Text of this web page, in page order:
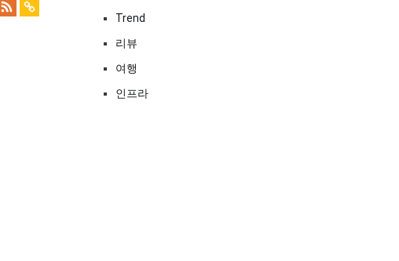
Trend
리뷰
여행
인프라